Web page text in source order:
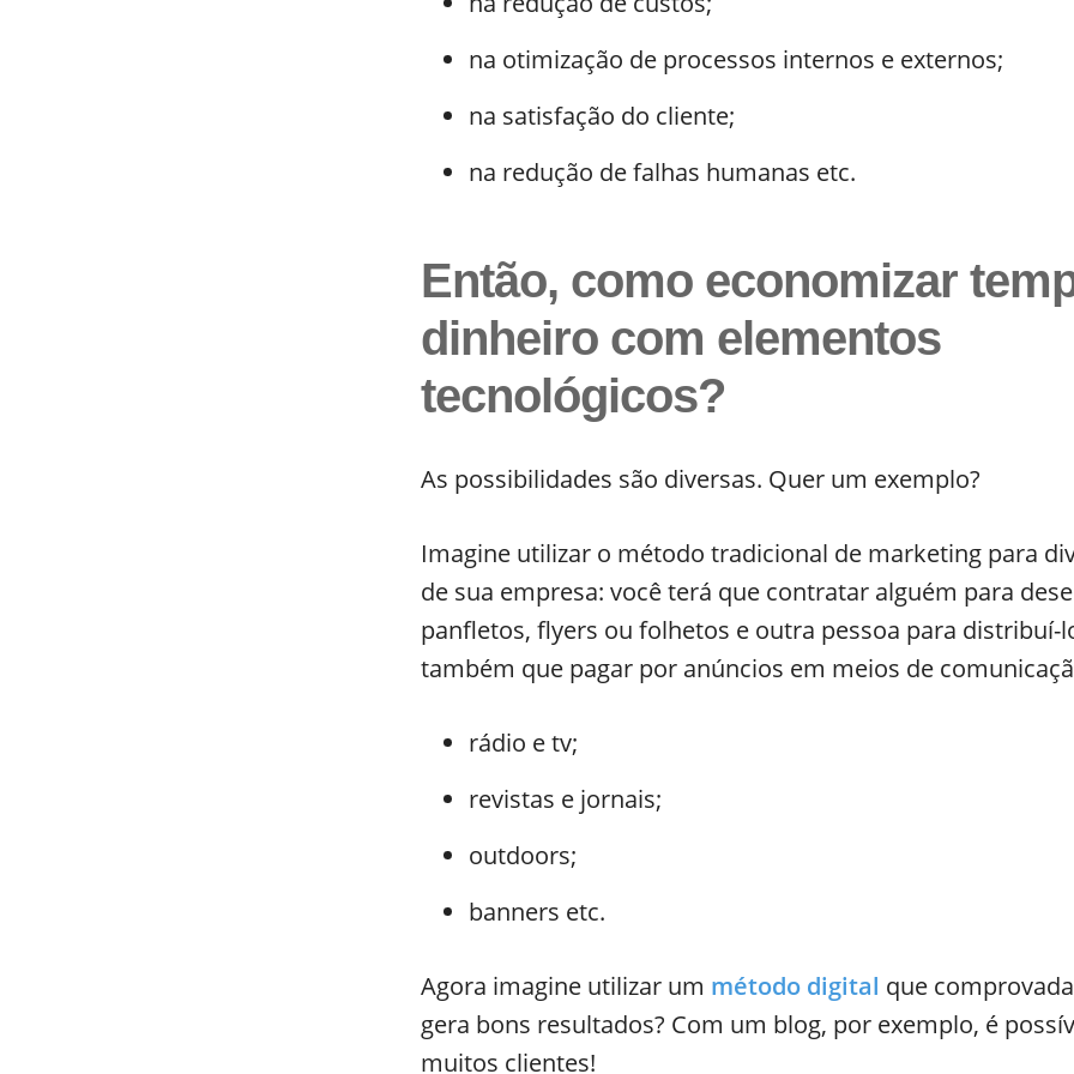
na otimização de processos internos e externos;
na satisfação do cliente;
na redução de falhas humanas etc.
Então, como economizar
dinheiro com elementos
tecnológicos?
As possibilidades são diversas. Quer um exemplo?
Imagine utilizar o método tradicional de marketing para
de sua empresa: você terá que contratar alguém para
panfletos, flyers ou folhetos e outra pessoa para distribuí-
também que pagar por anúncios em meios de
rádio e tv;
revistas e jornais;
outdoors;
banners etc.
Agora imagine utilizar um método digital que
gera bons resultados? Com um blog, por exemplo, é
muitos clientes!